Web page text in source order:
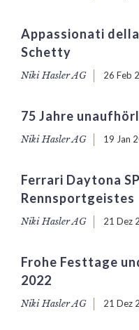
Appassionati
Schetty
Niki Hasler AG 26 Feb
75 Jahre
Niki Hasler AG 19 Jan
Ferrari Daytona
Rennsportgeistes
Niki Hasler AG 21 Dez
Frohe Festtage
2022
Niki Hasler AG 21 Dez